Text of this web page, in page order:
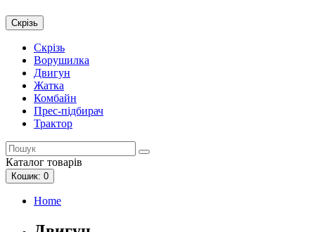
Скрізь
Скрізь
Ворушилка
Двигун
Жатка
Комбайн
Прес-підбирач
Трактор
Каталог товарів
Кошик: 0
Home